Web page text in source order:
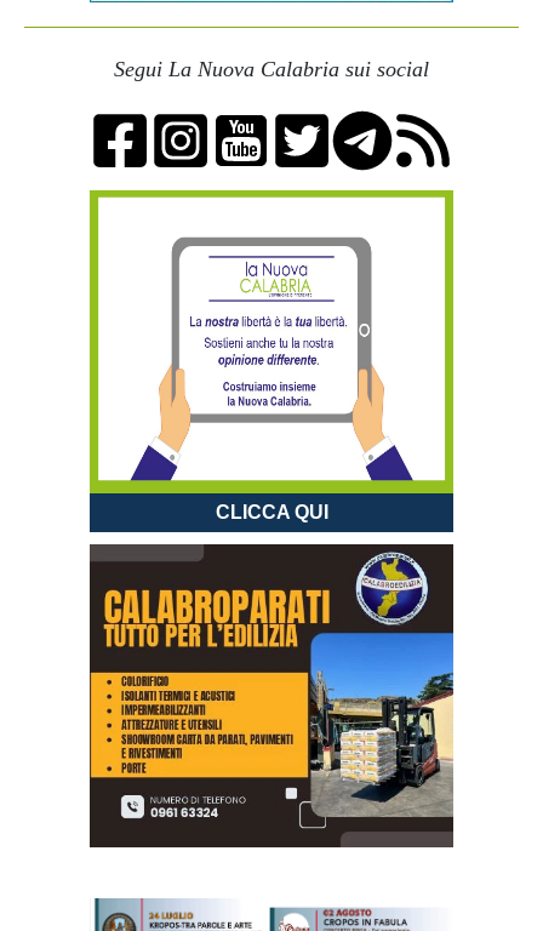
Segui La Nuova Calabria sui social
CLICCA QUI